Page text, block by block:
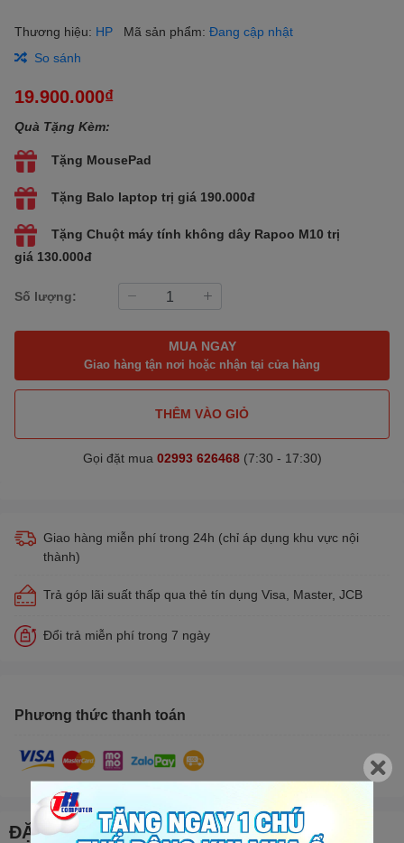
Thương hiệu: HP Mã sản phẩm: Đang cập nhật
So sánh
19.900.000₫
Quà Tặng Kèm:
Tặng MousePad
Tặng Balo laptop trị giá 190.000đ
Tặng Chuột máy tính không dây Rapoo M10 trị
giá 130.000đ
Số lượng:
MUA NGAY
Giao hàng tận nơi hoặc nhận tại cửa hàng
THÊM VÀO GIỎ
Gọi đặt mua 02993 626468 (7:30 - 17:30)
Giao hàng miễn phí trong 24h (chỉ áp dụng khu vực nội
thành)
Trả góp lãi suất thấp qua thẻ tín dụng Visa, Master, JCB
Đổi trả miễn phí trong 7 ngày
Phương thức thanh toán
ĐẶC ĐIỂM NỔI BẬT